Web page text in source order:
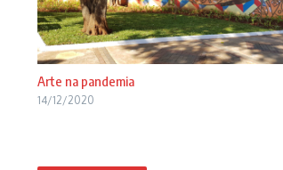
Arte na pandemia
14/12/2020